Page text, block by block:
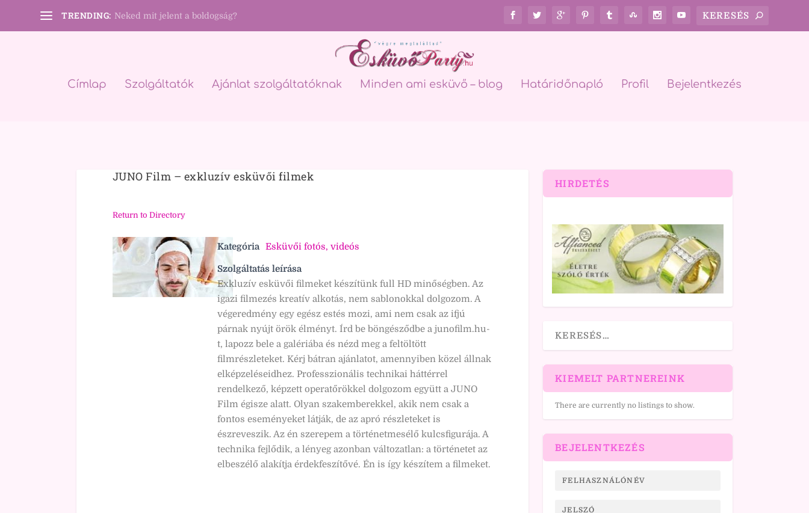
TRENDING: Neked mit jelent a boldogság?
Címlap Szolgáltatók Ajánlat szolgáltatóknak Minden ami esküvő – blog Határidőnapló Profil Bejelentkezés
JUNO Film – exkluzív esküvői filmek
Return to Directory
Kategória Esküvői fotós, videós
Szolgáltatás leírása
Exkluzív esküvői filmeket készítünk full HD minőségben. Az
igazi filmezés kreatív alkotás, nem sablonokkal dolgozom. A
végeredmény egy egész estés mozi, ami nem csak az ifjú
párnak nyújt örök élményt. Írd be böngésződbe a junofilm.hu-
t, lapozz bele a galériába és nézd meg a feltöltött
filmrészleteket. Kérj bátran ajánlatot, amennyiben közel állnak
elképzeléseidhez. Professzionális technikai háttérrel
rendelkező, képzett operatőrökkel dolgozom együtt a JUNO
Film égisze alatt. Olyan szakemberekkel, akik nem csak a
fontos eseményeket látják, de az apró részleteket is
észreveszik. Az én szerepem a történetmesélő kulcsfigurája. A
technika fejlődik, a lényeg azonban változatlan: a történetet az
elbeszélő alakítja érdekfeszítővé. Én is így készítem a filmeket.
HIRDETÉS
KIEMELT PARTNEREINK
There are currently no listings to show.
BEJELENTKEZÉS